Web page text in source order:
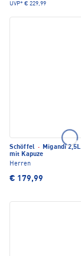
UVP* € 229,99
Schöffel · Migandi
mit Kapuze
Herren
€ 179,99